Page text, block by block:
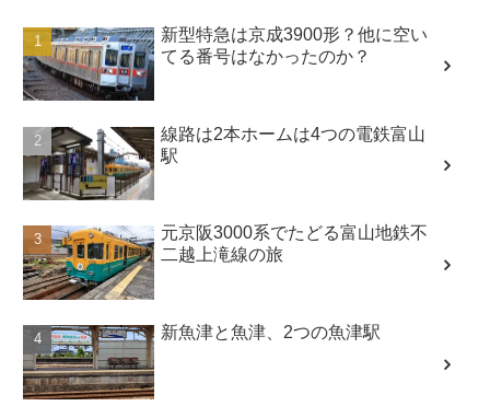
新型特急は京成3900形？他に空い
てる番号はなかったのか？
線路は2本ホームは4つの電鉄富山
駅
元京阪3000系でたどる富山地鉄不
二越上滝線の旅
新魚津と魚津、2つの魚津駅